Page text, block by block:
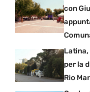
con
per la
Rio